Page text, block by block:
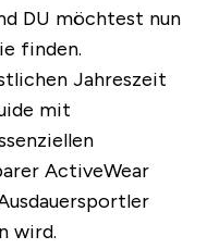
DU möchtest nun
finden.
Jahreszeit
mit
ActiveWear
wird.